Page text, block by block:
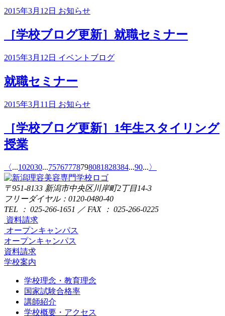
2015年3月12日 お知らせ
［学校ブログ更新］就職セミナー
2015年3月12日 イベントブログ
就職セミナー
2015年3月11日 お知らせ
［学校ブログ更新］1年生スタイリング
授業
〈...102030...75767778798081828384...90...〉
〒951-8133 新潟市中央区川岸町2丁目14-3
フリーダイヤル：0120-0480-40
TEL ： 025-266-1651 ／ FAX ： 025-266-0225
資料請求
オープンキャンパス
オープンキャンパス
資料請求
学校案内
学校理念・教育理念
国家試験合格率
講師紹介
学校概要・アクセス